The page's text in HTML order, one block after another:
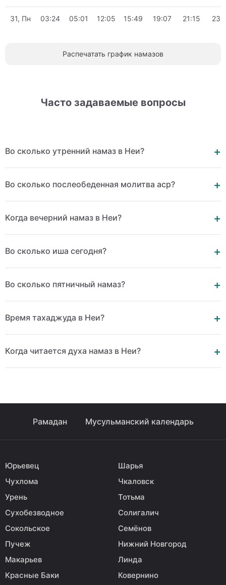
31, Пн 03:24 05:01 12:05 15:49 19:07 21:15
Распечатать график намазов
Часто задаваемые вопросы
Во сколько утренний намаз в Неи?
Во сколько послеобеденная молитва аср?
Когда вечерний намаз в Неи?
Во сколько иша сегодня?
Во сколько пятничный намаз?
Время тахаджуда в Неи?
Когда читается духа намаз в Неи?
Рамадан Мусульманский календарь
Юрьевец
Шарья
Чухлома
Чкаловск
Урень
Тотьма
Сухобезводное
Солигалич
Сокольское
Семёнов
Пучеж
Нижний Новгород
Макарьев
Линда
Красные Баки
Ковернино